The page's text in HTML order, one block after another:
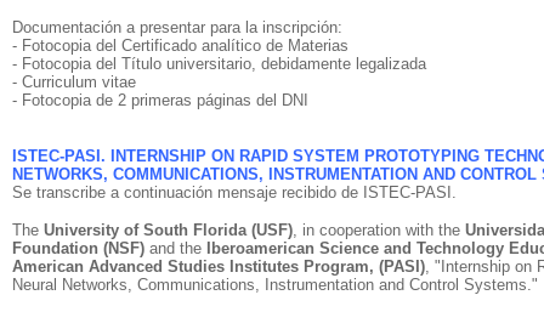
Documentación a presentar para la inscripción:
- Fotocopia del Certificado analítico de Materias
- Fotocopia del Título universitario, debidamente legalizada
- Curriculum vitae
- Fotocopia de 2 primeras páginas del DNI
ISTEC-PASI. INTERNSHIP ON RAPID SYSTEM PROTOTYPING
NETWORKS, COMMUNICATIONS, INSTRUMENTATION AND
Se transcribe a continuación mensaje recibido de ISTEC-PASI.
The University of South Florida (USF), in cooperation with the
Foundation (NSF) and the
Iberoamerican Science and Technology
American Advanced Studies Institutes Program, (PASI), "Internship on
Neural Networks, Communications, Instrumentation and Control Systems."